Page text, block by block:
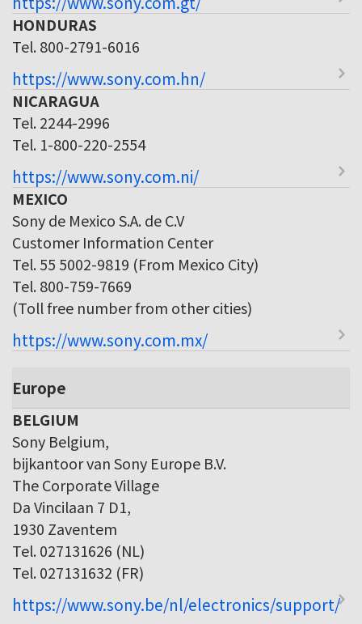
HONDURAS
Tel. 800-2791-6016
https://www.sony.com.hn/
NICARAGUA
Tel. 2244-2996
Tel. 1-800-220-2554
https://www.sony.com.ni/
MEXICO
Sony de Mexico S.A. de C.V
Customer Information Center
Tel. 55 5002-9819 (From Mexico City)
Tel. 800-759-7669
(Toll free number from other cities)
https://www.sony.com.mx/
Europe
BELGIUM
Sony Belgium,
bijkantoor van Sony Europe B.V.
The Corporate Village
Da Vincilaan 7 D1,
1930 Zaventem
Tel. 027131626 (NL)
Tel. 027131632 (FR)
https://www.sony.be/nl/electronics/support/